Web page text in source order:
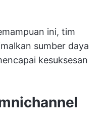
ini, tim
sumber daya
kesuksesan